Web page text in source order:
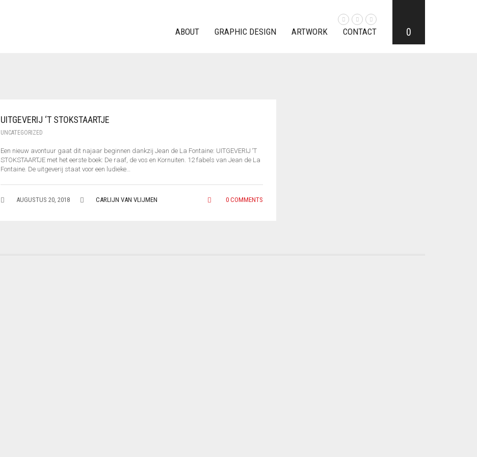
ABOUT GRAPHIC DESIGN ARTWORK CONTACT 0
UITGEVERIJ ‘T STOKSTAARTJE
UNCATEGORIZED
Een nieuw avontuur gaat dit najaar beginnen dankzij Jean de La Fontaine: UITGEVERIJ ‘T
STOKSTAARTJE met het eerste boek: De raaf, de vos en Kornuiten. 12 fabels van Jean de La
Fontaine. De uitgeverij staat voor een ludieke…
AUGUSTUS 20, 2018 CARLIJN VAN VLIJMEN 0 COMMENTS